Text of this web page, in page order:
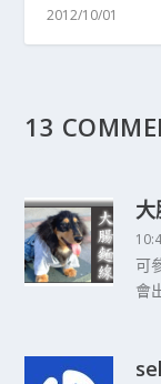
2012/10/01
13
可
會